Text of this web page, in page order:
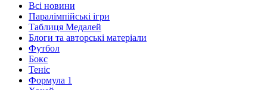
Всі новини
Паралімпійські ігри
Таблиця Медалей
Блоги та авторські матеріали
Футбол
Бокс
Теніс
Формула 1